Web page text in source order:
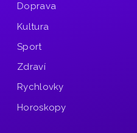
Doprava
Kultura
Sport
Zdraví
Rychlovky
Horoskopy